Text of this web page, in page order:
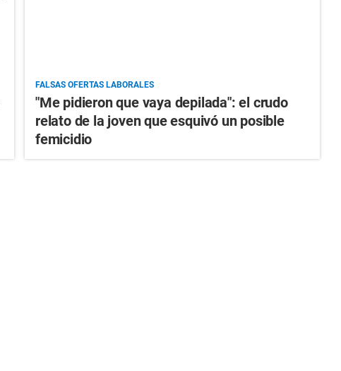
FALSAS OFERTAS LABORALES
"Me pidieron que vaya depilada": el crudo
relato de la joven que esquivó un posible
femicidio